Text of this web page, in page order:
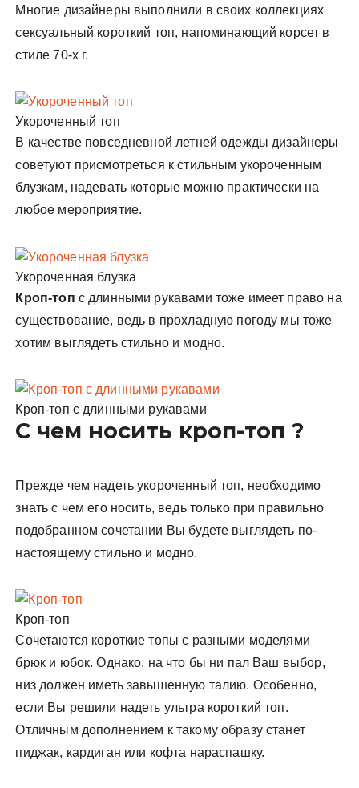
Многие дизайнеры выполнили в своих коллекциях
сексуальный короткий топ, напоминающий корсет в
стиле 70-х г.
Укороченный топ
В качестве повседневной летней одежды дизайнеры
советуют присмотреться к стильным укороченным
блузкам, надевать которые можно практически на
любое мероприятие.
Укороченная блузка
Кроп-топ с длинными рукавами тоже имеет право на
существование, ведь в прохладную погоду мы тоже
хотим выглядеть стильно и модно.
Кроп-топ с длинными рукавами
С чем носить кроп-топ ?
Прежде чем надеть укороченный топ, необходимо
знать с чем его носить, ведь только при правильно
подобранном сочетании Вы будете выглядеть по-
настоящему стильно и модно.
Кроп-топ
Сочетаются короткие топы с разными моделями
брюк и юбок. Однако, на что бы ни пал Ваш выбор,
низ должен иметь завышенную талию. Особенно,
если Вы решили надеть ультра короткий топ.
Отличным дополнением к такому образу станет
пиджак, кардиган или кофта нараспашку.